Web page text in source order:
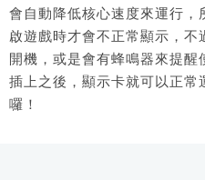
會自動降低核心速度來運行，
啟遊戲時才會不正常顯示，
開機，或是會有蜂鳴器來提
插上之後，顯示卡就可以正常
囉！